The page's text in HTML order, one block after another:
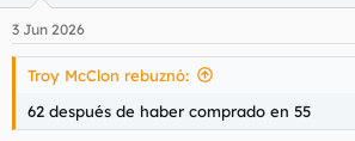
3 Jun 2026
Troy McClon rebuznó:
62 después de haber comprado en 55